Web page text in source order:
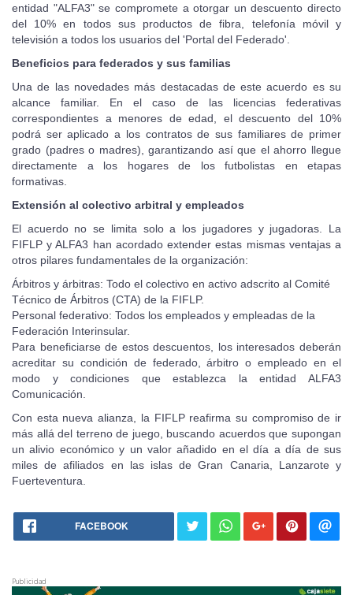
entidad "ALFA3" se compromete a otorgar un descuento directo
del 10% en todos sus productos de fibra, telefonía móvil y
televisión a todos los usuarios del 'Portal del Federado'.
Beneficios para federados y sus familias
Una de las novedades más destacadas de este acuerdo es su
alcance familiar. En el caso de las licencias federativas
correspondientes a menores de edad, el descuento del 10%
podrá ser aplicado a los contratos de sus familiares de primer
grado (padres o madres), garantizando así que el ahorro llegue
directamente a los hogares de los futbolistas en etapas
formativas.
Extensión al colectivo arbitral y empleados
El acuerdo no se limita solo a los jugadores y jugadoras. La
FIFLP y ALFA3 han acordado extender estas mismas ventajas a
otros pilares fundamentales de la organización:
Árbitros y árbitras: Todo el colectivo en activo adscrito al Comité
Técnico de Árbitros (CTA) de la FIFLP.
Personal federativo: Todos los empleados y empleadas de la
Federación Interinsular.
Para beneficiarse de estos descuentos, los interesados deberán
acreditar su condición de federado, árbitro o empleado en el
modo y condiciones que establezca la entidad ALFA3
Comunicación.
Con esta nueva alianza, la FIFLP reafirma su compromiso de ir
más allá del terreno de juego, buscando acuerdos que supongan
un alivio económico y un valor añadido en el día a día de sus
miles de afiliados en las islas de Gran Canaria, Lanzarote y
Fuerteventura.
FACEBOOK
Publicidad